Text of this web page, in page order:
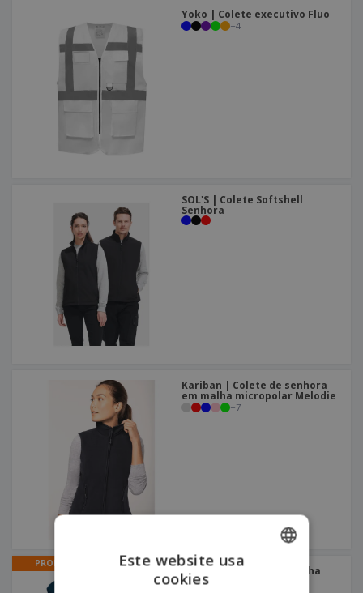
Yoko | Colete executivo Fluo
+4
SOL'S | Colete Softshell
Senhora
Kariban | Colete de senhora
em malha micropolar Melodie
+7
PROMO
Colete Staff | Colete Malha
Este website usa
cookies